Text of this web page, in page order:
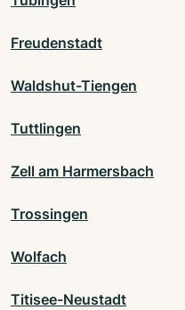
Freudenstadt
Waldshut-Tiengen
Tuttlingen
Zell am Harmersbach
Trossingen
Wolfach
Titisee-Neustadt